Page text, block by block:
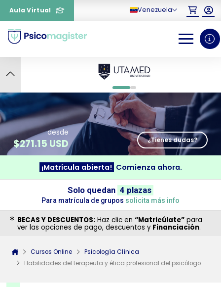
Aula Virtual Venezuela
0 1
desde
$271.15 USD ¿Tienes dudas?
¡Matrícula abierta! Comienza ahora.
Solo quedan 4 plazas
Para matrícula de grupos solicita más info
BECAS Y DESCUENTOS: Haz clic en “Matricúlate” para
ver las opciones de pago, descuentos y Financiación.
Cursos Online
Psicología Clínica
Habilidades del terapeuta y ética profesional del psicólogo
¿Necesitas más información
sobre un curso?